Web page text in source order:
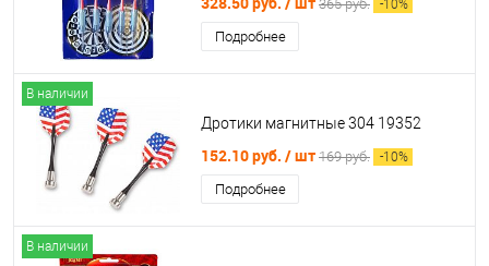
365 руб. -10%
Подробнее
В наличии
Дротики магнитные 304 19352
152.10 руб. / шт 169 руб. -10%
Подробнее
В наличии